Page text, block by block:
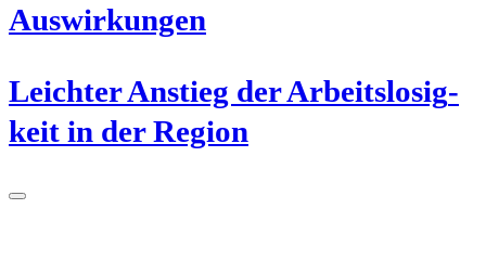
Auswirkungen
Leich­ter Anstieg der Arbeits­lo­sig­
keit in der Region